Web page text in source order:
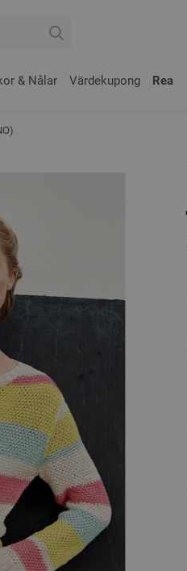
& Nålar Värdekupong Rea